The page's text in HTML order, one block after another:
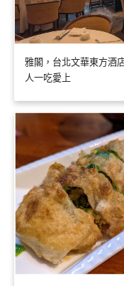
雅閣，台北文華東方酒
人一吃愛上